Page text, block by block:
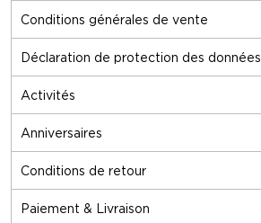
Conditions générales de vente
Déclaration de protection des données
Activités
Anniversaires
Conditions de retour
Paiement & Livraison